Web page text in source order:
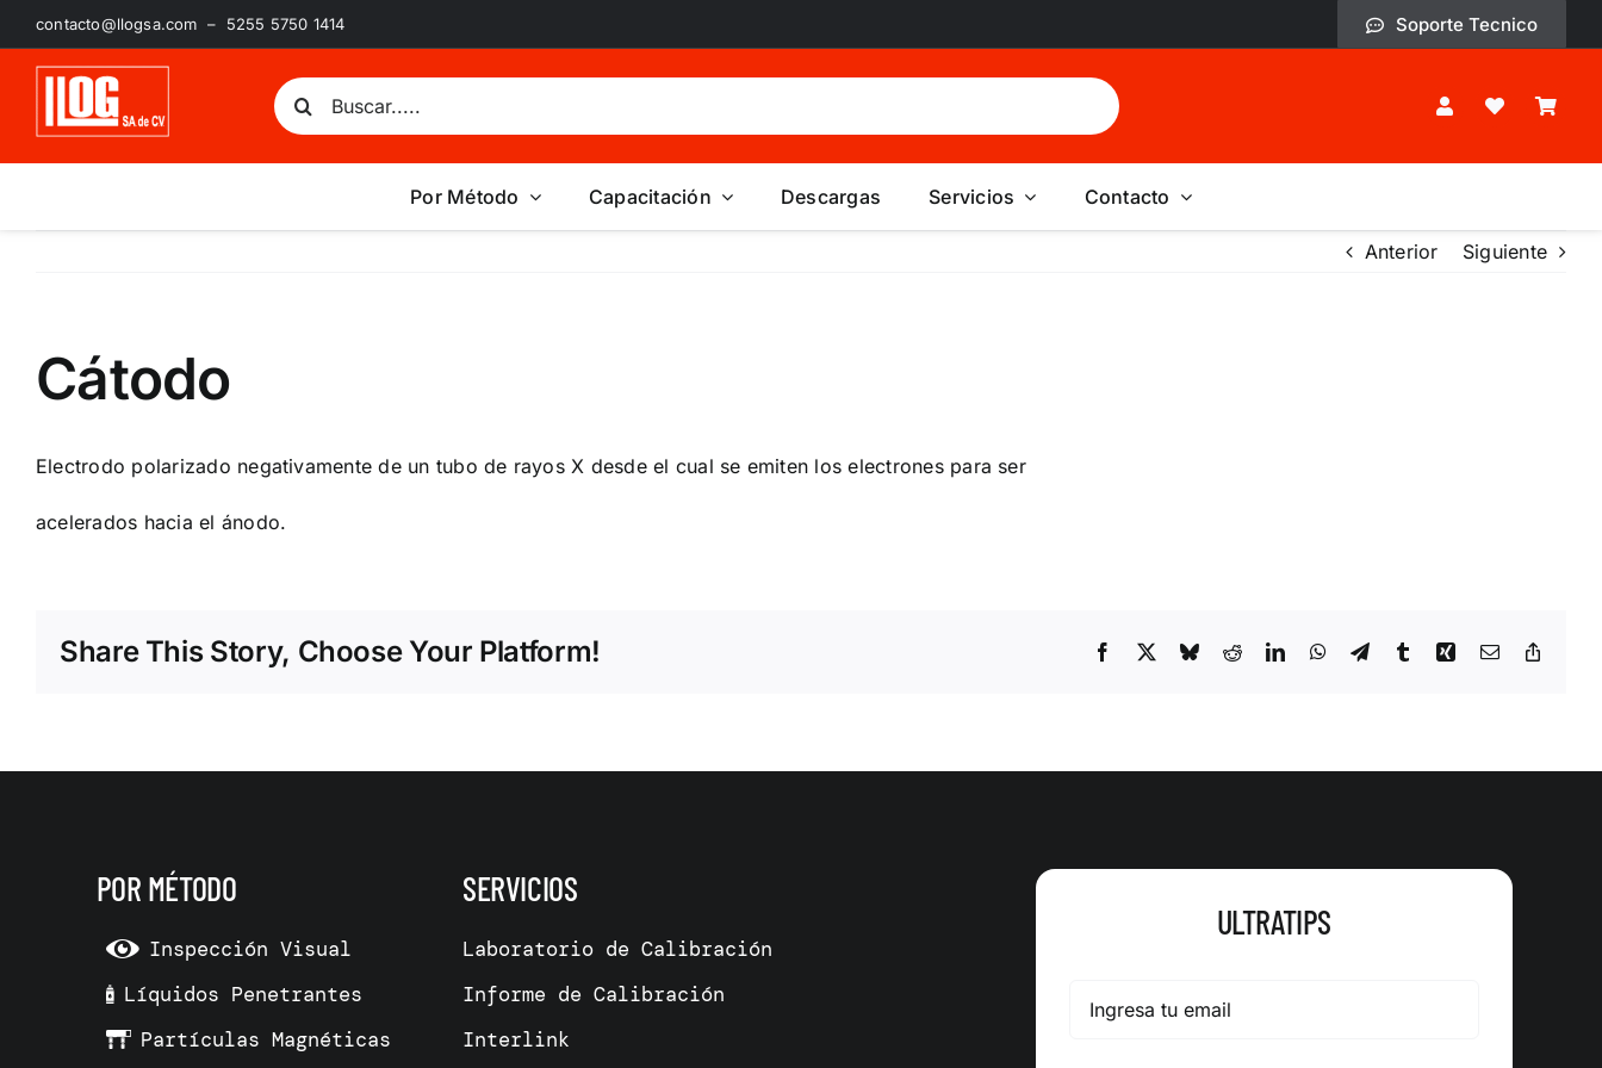
Saltar
al
contenido
contacto@llogsa.com – 5255 5750 1414 Soporte Tecnico
Buscar:
Por Método Capacitación Descargas Servicios Contacto
Anterior Siguiente
Cátodo
Electrodo polarizado negativamente de un tubo de rayos X desde el cual se emiten los electrones para ser
acelerados hacia el ánodo.
Share This Story, Choose Your Platform! Facebook
X BlueskyRedditLinkedInWhatsApp
TelegramTumblrXing Correo
POR MÉTODO
Inspección Visual
Líquidos Penetrantes
Partículas Magnéticas
SERVICIOS
Laboratorio de Calibración
Informe de Calibración
Interlink
ULTRATIPS